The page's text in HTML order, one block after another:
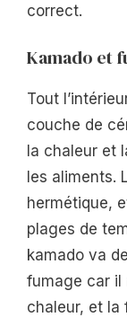
correct.
Kamado et
Tout
couche de
la chaleur et
les aliments.
hermétique,
plages de
kamado va
fumage car il
chaleur, et la